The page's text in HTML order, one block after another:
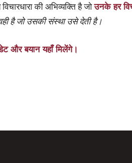
की अभिव्यक्ति है जोउनके हर
है जो उसकी संस्था उसे देती है।
और बयान यहाँ मिलेंगे।